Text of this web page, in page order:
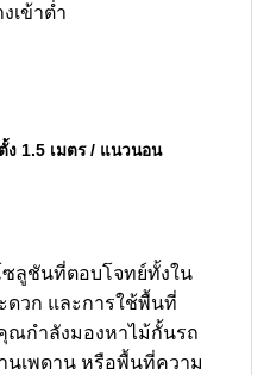
เข้าต่ำ
1.5 เมตร / แนวนอน
ลูชันที่ตอบโจทย์ทั้งใน
ดวก และการใช้พื้นที่
ณกำลังมองหาไม้กั้นรถ
เพดาน หรือพื้นที่ความ